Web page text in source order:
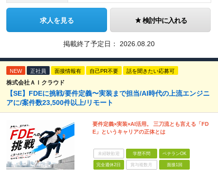
求人を見る 検討中に入れる
掲載終了予定日： 2026.08.20
NEW 正社員 面接情報有 自己PR不要 話を聞きたい応募可
株式会社ＡＩクラウド
【SE】FDEに挑戦/要件定義〜実装まで担当/AI時代の上流エンジニ
アに/案件数23,500件以上/リモート
要件定義×実装×AI活用。 三刀流とも言える「FD
E」というキャリアの正体とは
未経験歓迎 学歴不問 ベテランOK
完全週休2日 賞与複数月 面接1回